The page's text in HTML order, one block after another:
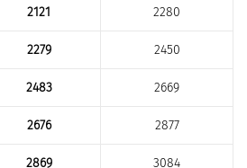
2121 2280
2279 2450
2483 2669
2676 2877
2869 3084